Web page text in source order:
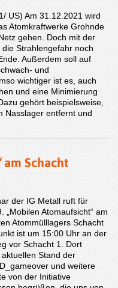
US) Am 31.12.2021 wird
Atomkraftwerke Grohnde
gehen. Doch mit der
Strahlengefahr noch
Außerdem soll auf
und
wichtiger ist es, auch
und eine Minimierung
gehört beispielsweise,
Nasslager entfernt und
am Schacht
der IG Metall ruft für
„Mobilen Atomaufsicht“ am
Atommülllagers Schacht
ist um 15:00 Uhr an der
vor Schacht 1. Dort
Stand der
und weitere
von der Initiative